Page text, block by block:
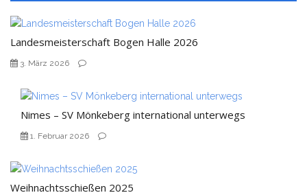
Landesmeisterschaft Bogen Halle 2026
3. März 2026
Nimes – SV Mönkeberg international unterwegs
1. Februar 2026
Weihnachtsschießen 2025